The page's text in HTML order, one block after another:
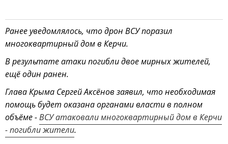
Ранее уведомлялось, что дрон ВСУ поразил
многоквартирный дом в Керчи.
В результате атаки погибли двое мирных жителей,
ещё один ранен.
Глава Крыма Сергей Аксёнов заявил, что необходимая
помощь будет оказана органами власти в полном
объёме -ВСУ атаковали многоквартирный дом в Керчи
- погибли жители.